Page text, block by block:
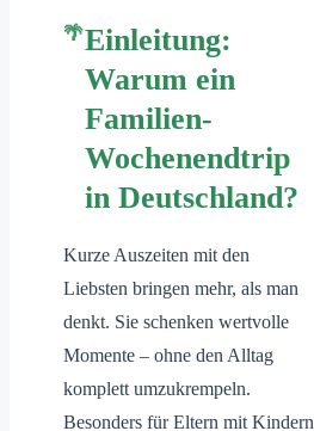
Einleitung:
Warum ein
Familien-
Wochenendtrip
in Deutschland?
Kurze Auszeiten mit den
Liebsten bringen mehr, als man
denkt. Sie schenken wertvolle
Momente – ohne den Alltag
komplett umzukrempeln.
Besonders für Eltern mit Kindern